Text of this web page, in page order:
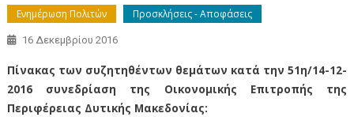
Ενημέρωση Πολιτών Προσκλήσεις - Αποφάσεις
16 Δεκεμβρίου 2016
Πίνακας των συζητηθέντων θεμάτων κατά την 51η/14-12-
2016 συνεδρίαση της Οικονομικής Επιτροπής της
Περιφέρειας Δυτικής Μακεδονίας: